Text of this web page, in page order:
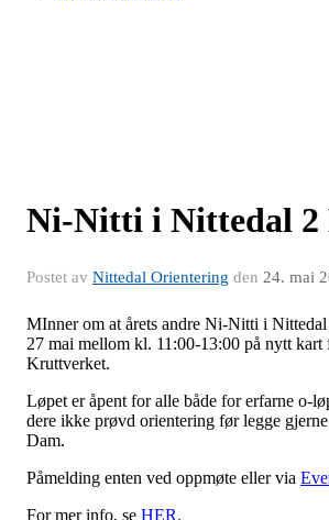
Ni-Nitti i Nittedal 2
Postet av Nittedal Orientering den 24. mai
MInner om at årets andre Ni-Nitti i
27 mai mellom kl. 11:00-13:00 på nytt kart
Kruttverket.
Løpet er åpent for alle både for erfarne o-
dere ikke prøvd orientering før legge
Dam.
Påmelding enten ved oppmøte eller via
For mer info, se HER.